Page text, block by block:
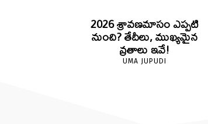
2026 శ్రావణమాసం ఎప్పటి
నుంచి? తేదీలు, ముఖ్యమైన
వ్రతాలు ఇవే!
UMA JUPUDI